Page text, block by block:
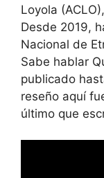
Loyola
Desde 2019,
Nacional de
Sabe hablar
publicado
reseño aquí
último que